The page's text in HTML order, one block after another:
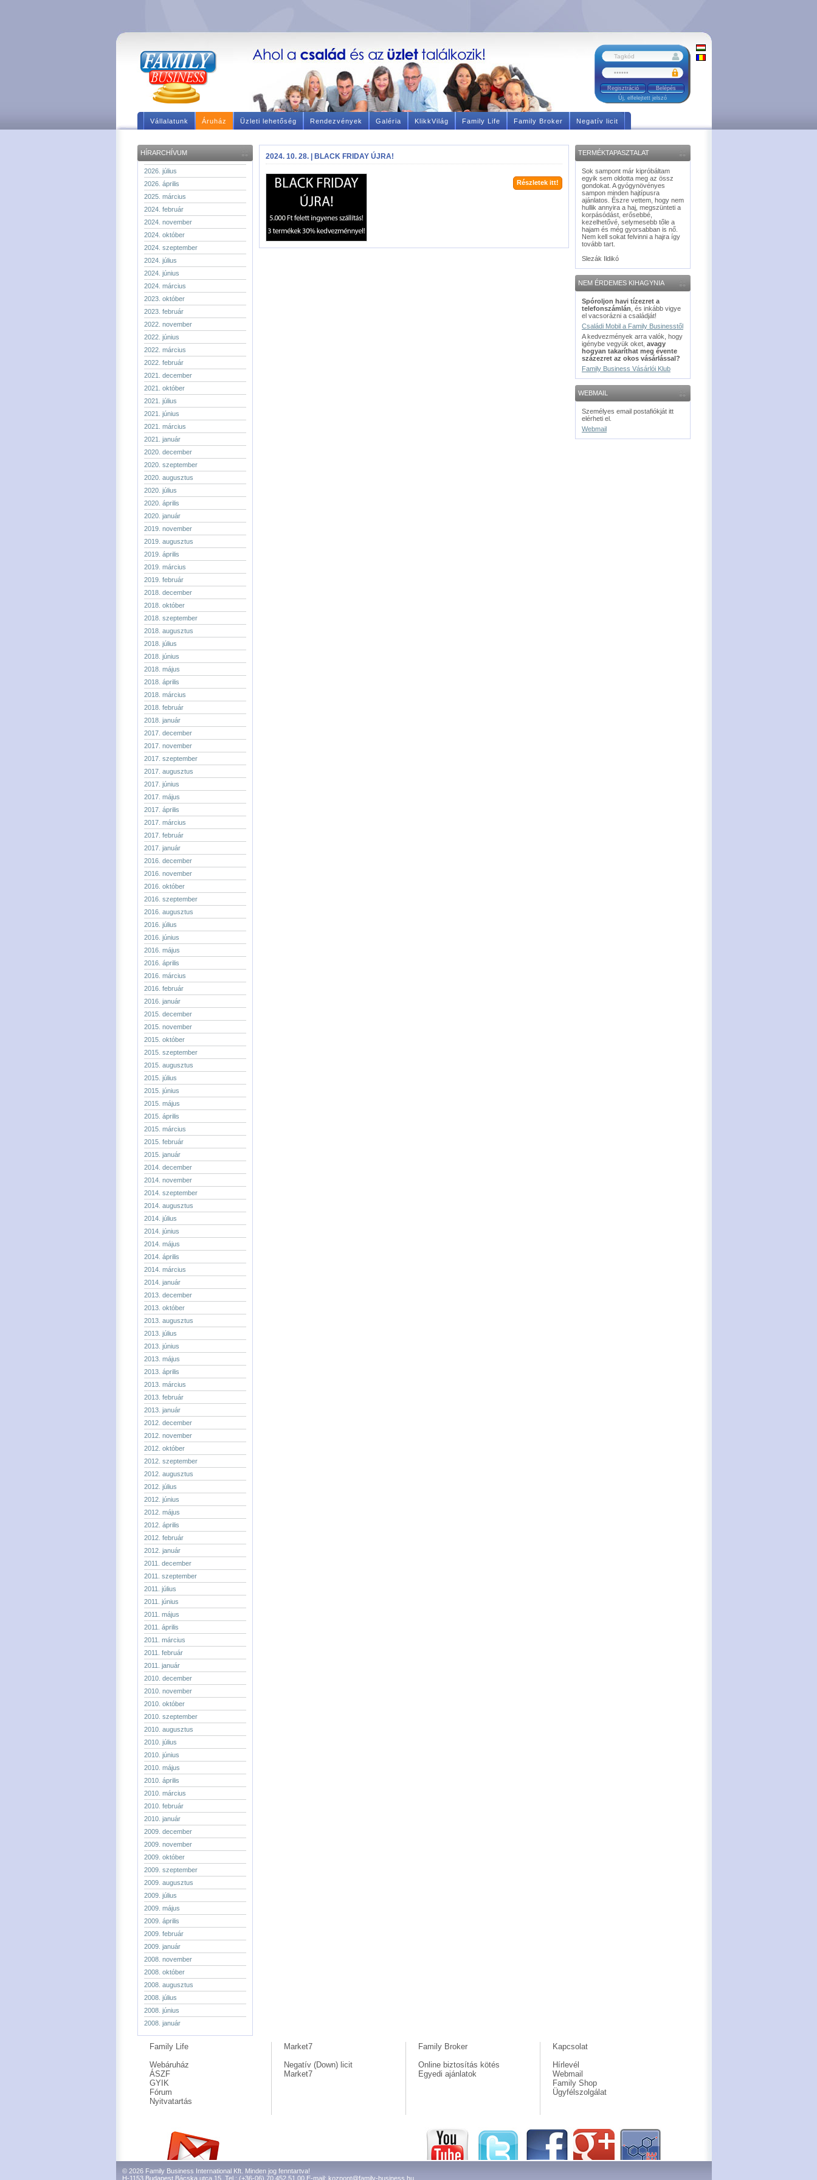
Regisztráció
Új, elfelejtett jelszó
Vállalatunk Áruház Üzleti lehetőség Rendezvények Galéria KlikkVilág Family Life Family Broker Negatív licit
HÍRARCHÍVUM
2026. július
2026. április
2025. március
2024. február
2024. november
2024. október
2024. szeptember
2024. július
2024. június
2024. március
2023. október
2023. február
2022. november
2022. június
2022. március
2022. február
2021. december
2021. október
2021. július
2021. június
2021. március
2021. január
2020. december
2020. szeptember
2020. augusztus
2020. július
2020. április
2020. január
2019. november
2019. augusztus
2019. április
2019. március
2019. február
2018. december
2018. október
2018. szeptember
2018. augusztus
2018. július
2018. június
2018. május
2018. április
2018. március
2018. február
2018. január
2017. december
2017. november
2017. szeptember
2017. augusztus
2017. június
2017. május
2017. április
2017. március
2017. február
2017. január
2016. december
2016. november
2016. október
2016. szeptember
2016. augusztus
2016. július
2016. június
2016. május
2016. április
2016. március
2016. február
2016. január
2015. december
2015. november
2015. október
2015. szeptember
2015. augusztus
2015. július
2015. június
2015. május
2015. április
2015. március
2015. február
2015. január
2014. december
2014. november
2014. szeptember
2014. augusztus
2014. július
2014. június
2014. május
2014. április
2014. március
2014. január
2013. december
2013. október
2013. augusztus
2013. július
2013. június
2013. május
2013. április
2013. március
2013. február
2013. január
2012. december
2012. november
2012. október
2012. szeptember
2012. augusztus
2012. július
2012. június
2012. május
2012. április
2012. február
2012. január
2011. december
2011. szeptember
2011. július
2011. június
2011. május
2011. április
2011. március
2011. február
2011. január
2010. december
2010. november
2010. október
2010. szeptember
2010. augusztus
2010. július
2010. június
2010. május
2010. április
2010. március
2010. február
2010. január
2009. december
2009. november
2009. október
2009. szeptember
2009. augusztus
2009. július
2009. május
2009. április
2009. február
2009. január
2008. november
2008. október
2008. augusztus
2008. július
2008. június
2008. január
2024. 10. 28. | BLACK FRIDAY ÚJRA!
Részletek itt!
TERMÉKTAPASZTALAT
Sok sampont már kipróbáltam
egyik sem oldotta meg az össz
gondokat. A gyógynövényes
sampon minden hajtípusra
ajánlatos. Észre vettem, hogy nem
hullik annyira a haj, megszünteti a
korpásódást, erősebbé,
kezelhetővé, selymesebb tőle a
hajam és még gyorsabban is nő.
Nem kell sokat felvinni a hajra így
tovább tart.
Slezák Ildikó
NEM ÉRDEMES KIHAGYNIA
Spóroljon havi tízezret a
telefonszámlán , és inkább vigye
el vacsorázni a családját!
Családi Mobil a Family Businesstől
A kedvezmények arra valók, hogy
igénybe vegyük oket, avagy
hogyan takaríthat meg évente
százezret az okos vásárlással?
Family Business Vásárlói Klub
WEBMAIL
Személyes email postafiókját itt
elérheti el.
Webmail
Family Life
Webáruház
ÁSZF
GYIK
Fórum
Nyitvatartás
Market7
Negatív (Down) licit
Market7
Family Broker
Online biztosítás kötés
Egyedi ajánlatok
Kapcsolat
Hírlevél
Webmail
Family Shop
Ügyfélszolgálat
© 2026 Family Business International Kft. Minden jog fenntartva!
H-1153 Budapest Bácska utca 15. Tel.: (+36-06) 70 452 51 00 E-mail: kozpont@family-business.hu